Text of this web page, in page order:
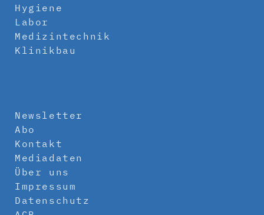
Hygiene
Labor
Medizintechnik
Klinikbau
Newsletter
Abo
Kontakt
Mediadaten
Über uns
Impressum
Datenschutz